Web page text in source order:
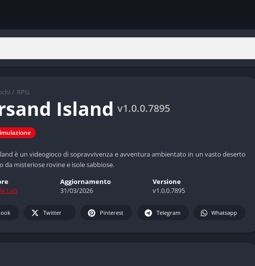
/ RPG
Island v1.0.0.7895
è un videogioco di sopravvivenza e avventura ambientato in un vasto deserto
da misteriose rovine e isole sabbiose.
Lab
Aggiornamento
31/03/2026
Versione
v1.0.0.7895
Twitter Pinterest Telegram Whatsapp